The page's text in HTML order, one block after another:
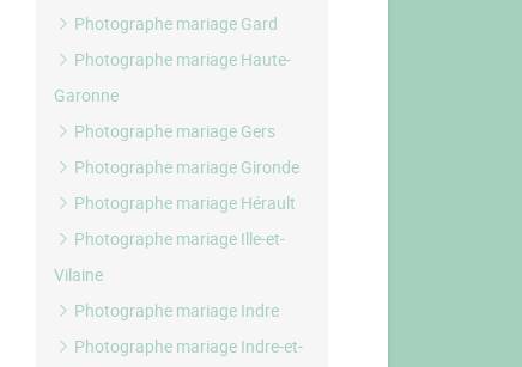
Photographe mariage Gard
Photographe mariage Haute-
Garonne
Photographe mariage Gers
Photographe mariage Gironde
Photographe mariage Hérault
Photographe mariage Ille-et-
Vilaine
Photographe mariage Indre
Photographe mariage Indre-et-